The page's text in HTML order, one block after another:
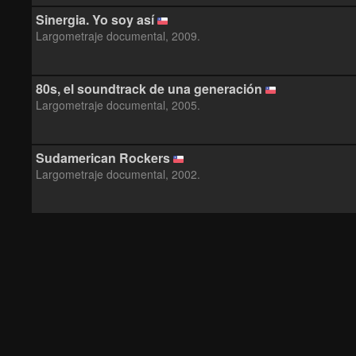
Sinergia. Yo soy así
Largometraje documental, 2009.
80s, el soundtrack de una generación
Largometraje documental, 2005.
Sudamerican Rockers
Largometraje documental, 2002.